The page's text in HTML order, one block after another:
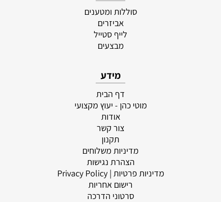
סוללות ומטענים
אביזרים
לייף סטייל
מבצעים
מידע
דף הבית
מוטי כהן - יעוץ מקצועי
אודות
צור קשר
תקנון
מדיניות משלוחים
הצהרת נגישות
מדיניות פרטיות | Privacy Policy
רישום אחריות
סרטוני הדרכה